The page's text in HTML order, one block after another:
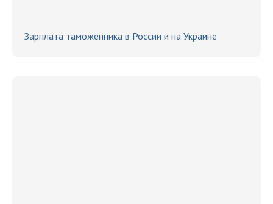
Зарплата таможенника в России и на Украине